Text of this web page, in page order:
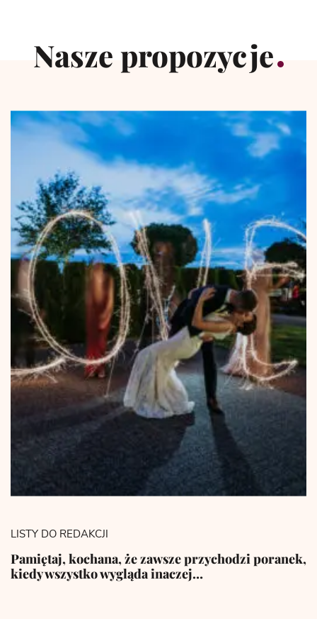
Nasze propozycje
LISTY DO REDAKCJI
Pamiętaj, kochana, że zawsze przychodzi poranek,
kiedy wszystko wygląda inaczej…